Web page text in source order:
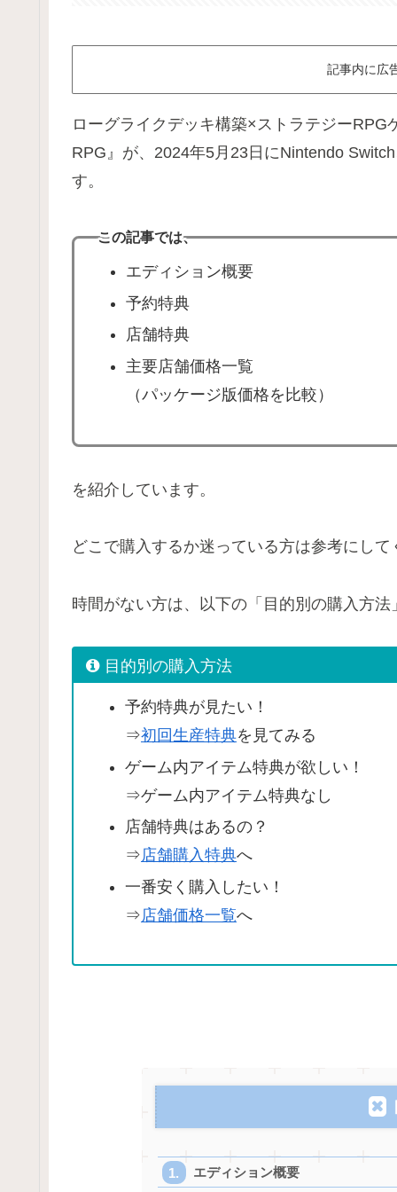
記事内に広
ローグライクデッキ構築×ストラテジー
RPG』が、2024年5月23日にNintendo
す。
この記事では、
エディション概要
予約特典
店舗特典
主要店舗価格一覧
（パッケージ版価格を比較）
を紹介しています。
どこで購入するか迷っている方は参考にして
時間がない方は、以下の「目的別の購入方
目的別の購入方法
予約特典が見たい！
⇒初回生産特典を見てみる
ゲーム内アイテム特典が欲しい！
⇒ゲーム内アイテム特典なし
店舗特典はあるの？
⇒店舗購入特典へ
一番安く購入したい！
⇒店舗価格一覧へ
エディション概要